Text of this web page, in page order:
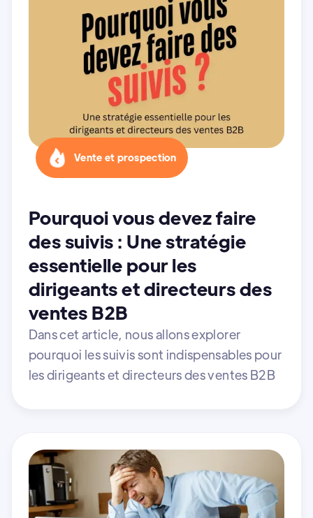
Vente et prospection
Pourquoi vous devez faire
des suivis : Une stratégie
essentielle pour les
dirigeants et directeurs des
ventes B2B
Dans cet article, nous allons explorer
pourquoi les suivis sont indispensables pour
les dirigeants et directeurs des ventes B2B